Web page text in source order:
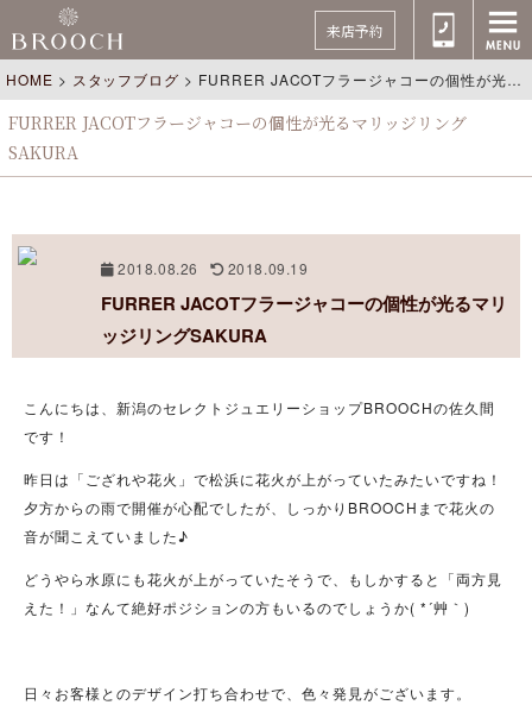
来店予約
HOME > スタッフブログ > FURRER JACOTフラージャコーの個性が光るマリッジリングSAKURA
FURRER JACOTフラージャコーの個性が光るマリッジリング
SAKURA
2018.08.26 2018.09.19
FURRER JACOTフラージャコーの個性が光るマリ
ッジリングSAKURA
こんにちは、新潟のセレクトジュエリーショップBROOCHの佐久間
です！
昨日は「ござれや花火」で松浜に花火が上がっていたみたいですね！
夕方からの雨で開催が心配でしたが、しっかりBROOCHまで花火の
音が聞こえていました♪
どうやら水原にも花火が上がっていたそうで、もしかすると「両方見
えた！」なんて絶好ポジションの方もいるのでしょうか( *´艸｀)
日々お客様とのデザイン打ち合わせで、色々発見がございます。